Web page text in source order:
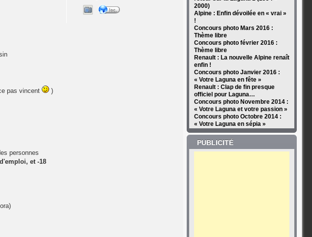
pas vincent
)
personnes
et -18
2000)
Alpine : Enfin dévoilée en « vrai »
!
Concours photo Mars 2016 :
Thème libre
Concours photo février 2016 :
Thème libre
Renault : La nouvelle Alpine renaît
enfin !
Concours photo Janvier 2016 :
« Votre Laguna en fête »
Renault : Clap de fin presque
officiel pour Laguna…
Concours photo Novembre 2014 :
« Votre Laguna et votre passion »
Concours photo Octobre 2014 :
« Votre Laguna en sépia »
PUBLICITÉ